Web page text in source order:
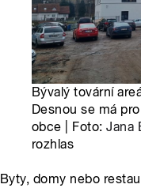
Bývalý tovární
Desnou se má
obce | Foto:Jana
rozhlas
Byty, domy nebo